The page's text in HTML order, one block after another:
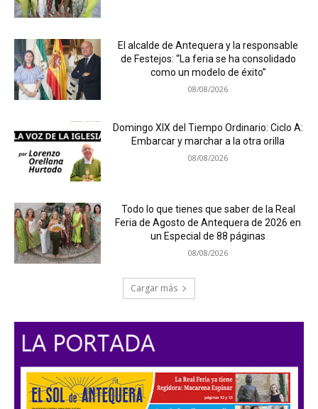
El alcalde de Antequera y la responsable
de Festejos: “La feria se ha consolidado
como un modelo de éxito”
08/08/2026
Domingo XIX del Tiempo Ordinario: Ciclo A:
Embarcar y marchar a la otra orilla
08/08/2026
Todo lo que tienes que saber de la Real
Feria de Agosto de Antequera de 2026 en
un Especial de 88 páginas
08/08/2026
Cargar más